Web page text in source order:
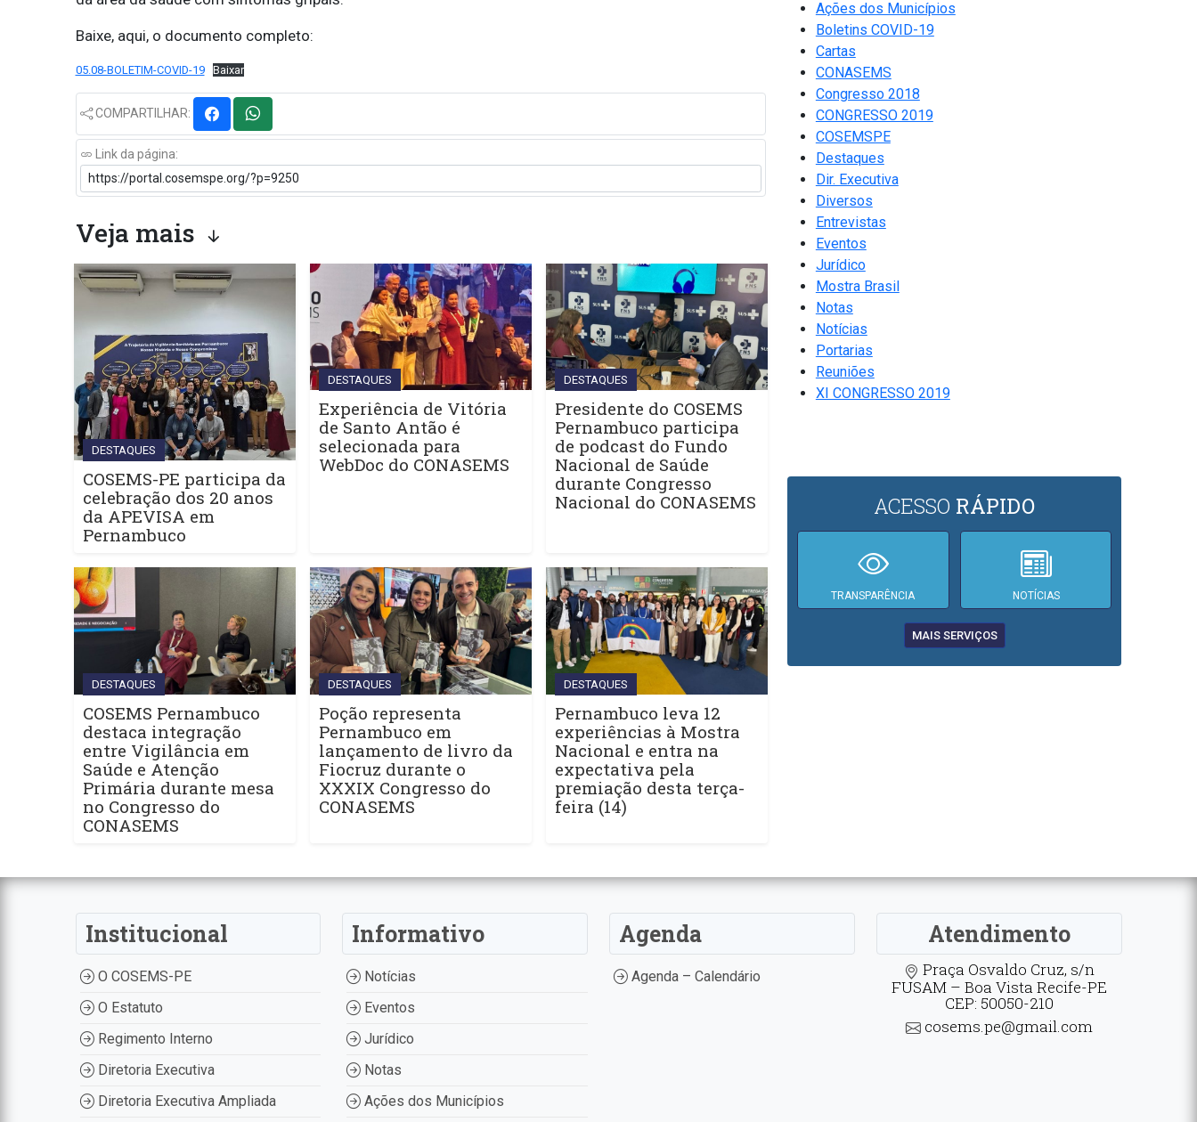
Baixe, aqui, o documento completo:
05.08-BOLETIM-COVID-19 Baixar
COMPARTILHAR:
Link da página:
Veja mais
DESTAQUES
COSEMS-PE participa da
celebração dos 20 anos
da APEVISA em
Pernambuco
DESTAQUES
Experiência de Vitória
de Santo Antão é
selecionada para
WebDoc do CONASEMS
DESTAQUES
Presidente do COSEMS
Pernambuco participa
de podcast do Fundo
Nacional de Saúde
durante Congresso
Nacional do CONASEMS
DESTAQUES
COSEMS Pernambuco
destaca integração
entre Vigilância em
Saúde e Atenção
Primária durante mesa
no Congresso do
CONASEMS
DESTAQUES
Poção representa
Pernambuco em
lançamento de livro da
Fiocruz durante o
XXXIX Congresso do
CONASEMS
DESTAQUES
Pernambuco leva 12
experiências à Mostra
Nacional e entra na
expectativa pela
premiação desta terça-
feira (14)
Ações dos Municípios
Boletins COVID-19
Cartas
CONASEMS
Congresso 2018
CONGRESSO 2019
COSEMSPE
Destaques
Dir. Executiva
Diversos
Entrevistas
Eventos
Jurídico
Mostra Brasil
Notas
Notícias
Portarias
Reuniões
XI CONGRESSO 2019
ACESSO RÁPIDO
TRANSPARÊNCIA NOTÍCIAS
MAIS SERVIÇOS
Institucional
O COSEMS-PE
O Estatuto
Regimento Interno
Diretoria Executiva
Diretoria Executiva Ampliada
Informativo
Notícias
Eventos
Jurídico
Notas
Ações dos Municípios
Agenda
Agenda – Calendário
Atendimento
Praça Osvaldo Cruz, s/n
FUSAM – Boa Vista Recife-PE
CEP: 50050-210
cosems.pe@gmail.com